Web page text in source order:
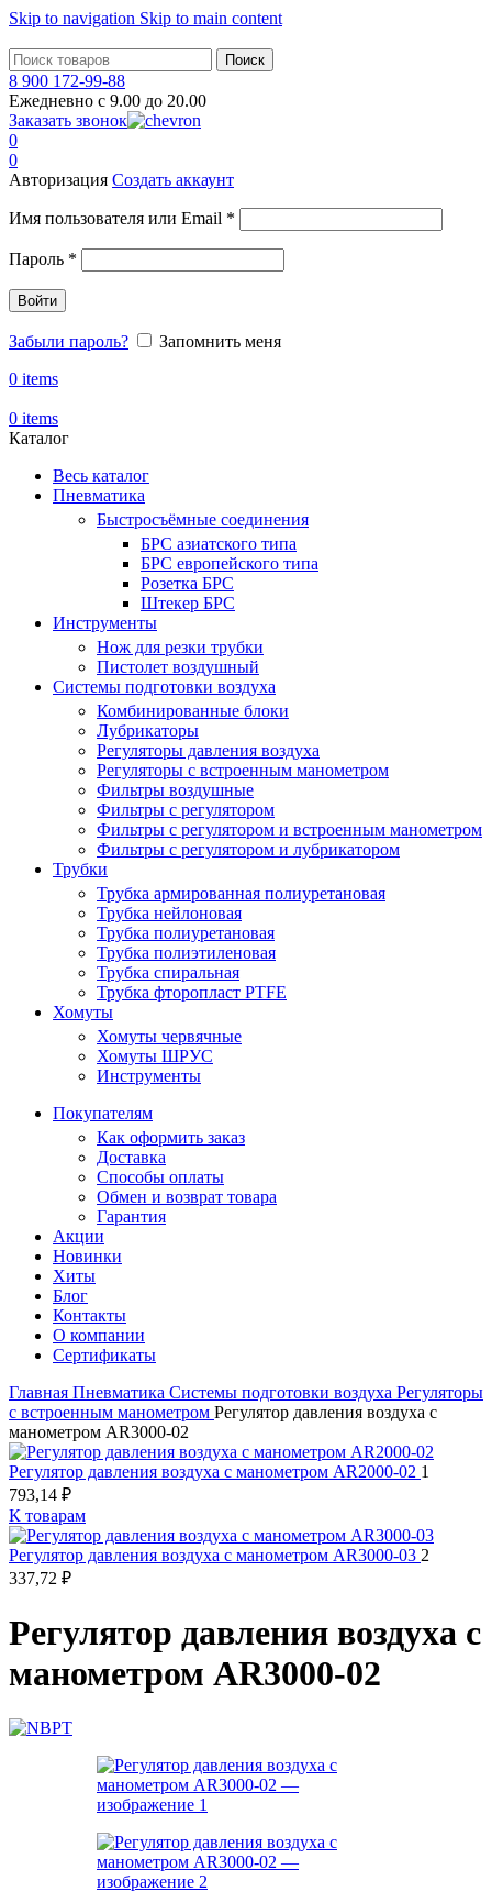
Skip to navigation Skip to main content
Поиск
8 900 172-99-88
Ежедневно с 9.00 до 20.00
Заказать звонок
0
0
Авторизация Создать аккаунт
Имя пользователя или Email *
Пароль *
Войти
Забыли пароль?
Запомнить меня
0 items
0 items
Каталог
Весь каталог
Пневматика
Быстросъёмные соединения
БРС азиатского типа
БРС европейского типа
Розетка БРС
Штекер БРС
Инструменты
Нож для резки трубки
Пистолет воздушный
Системы подготовки воздуха
Комбинированные блоки
Лубрикаторы
Регуляторы давления воздуха
Регуляторы с встроенным манометром
Фильтры воздушные
Фильтры с регулятором
Фильтры с регулятором и встроенным манометром
Фильтры с регулятором и лубрикатором
Трубки
Трубка армированная полиуретановая
Трубка нейлоновая
Трубка полиуретановая
Трубка полиэтиленовая
Трубка спиральная
Трубка фторопласт PTFE
Хомуты
Хомуты червячные
Хомуты ШРУС
Инструменты
Покупателям
Как оформить заказ
Доставка
Способы оплаты
Обмен и возврат товара
Гарантия
Акции
Новинки
Хиты
Блог
Контакты
О компании
Сертификаты
Главная Пневматика Системы подготовки воздуха Регуляторы
с встроенным манометром Регулятор давления воздуха с
манометром AR3000-02
Регулятор давления воздуха с манометром AR2000-02 1
793,14 ₽
К товарам
Регулятор давления воздуха с манометром AR3000-03 2
337,72 ₽
Регулятор давления воздуха с
манометром AR3000-02